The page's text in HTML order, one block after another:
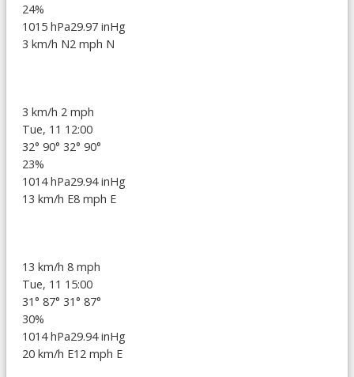
24%
1015 hPa29.97 inHg
3 km/h N2 mph N
3 km/h 2 mph
Tue, 11 12:00
32° 90° 32° 90°
23%
1014 hPa29.94 inHg
13 km/h E8 mph E
13 km/h 8 mph
Tue, 11 15:00
31° 87° 31° 87°
30%
1014 hPa29.94 inHg
20 km/h E12 mph E